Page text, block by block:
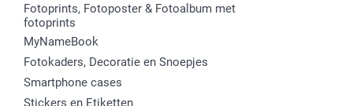
Fotoprints, Fotoposter & Fotoalbum met
fotoprints
MyNameBook
Fotokaders, Decoratie en Snoepjes
Smartphone cases
Stickers en Etiketten